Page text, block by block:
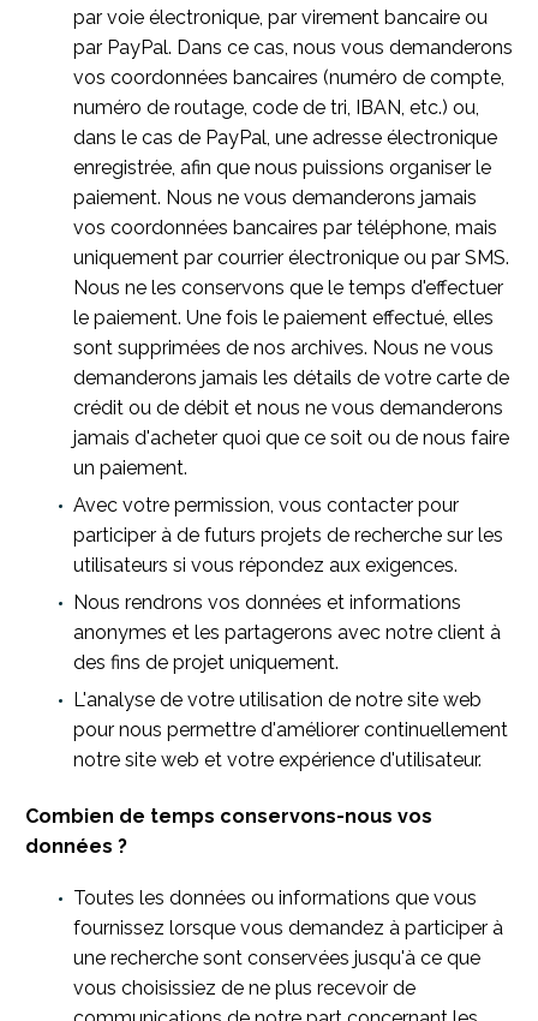
par voie électronique, par virement bancaire ou
par PayPal. Dans ce cas, nous vous demanderons
vos coordonnées bancaires (numéro de compte,
numéro de routage, code de tri, IBAN, etc.) ou,
dans le cas de PayPal, une adresse électronique
enregistrée, afin que nous puissions organiser le
paiement. Nous ne vous demanderons jamais
vos coordonnées bancaires par téléphone, mais
uniquement par courrier électronique ou par SMS.
Nous ne les conservons que le temps d'effectuer
le paiement. Une fois le paiement effectué, elles
sont supprimées de nos archives. Nous ne vous
demanderons jamais les détails de votre carte de
crédit ou de débit et nous ne vous demanderons
jamais d'acheter quoi que ce soit ou de nous faire
un paiement.
Avec votre permission, vous contacter pour
participer à de futurs projets de recherche sur les
utilisateurs si vous répondez aux exigences.
Nous rendrons vos données et informations
anonymes et les partagerons avec notre client à
des fins de projet uniquement.
L'analyse de votre utilisation de notre site web
pour nous permettre d'améliorer continuellement
notre site web et votre expérience d'utilisateur.
Combien de temps conservons-nous vos
données ?
Toutes les données ou informations que vous
fournissez lorsque vous demandez à participer à
une recherche sont conservées jusqu'à ce que
vous choisissiez de ne plus recevoir de